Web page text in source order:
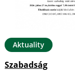
Aktuality
Szabadság